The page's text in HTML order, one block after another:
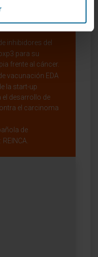
dado lugar a
formación de
inhibidores del
para su
frente al cáncer.
vacunación EDA
la start-up
el desarrollo de
el carcinoma
de